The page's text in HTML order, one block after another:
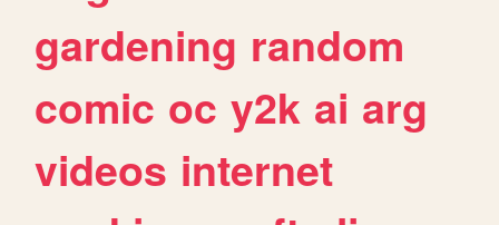
gardening random
comic oc y2k ai arg
videos internet